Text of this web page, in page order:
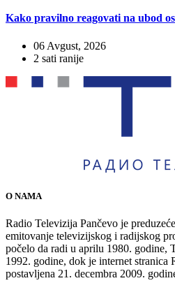
Kako pravilno reagovati na ubod
06 Avgust, 2026
2 sati ranije
O NAMA
Radio Televizija Pančevo je
emitovanje televizijskog i radijskog
počelo da radi u aprilu 1980. godine,
1992. godine, dok je internet stranica
postavljena 21. decembra 2009.